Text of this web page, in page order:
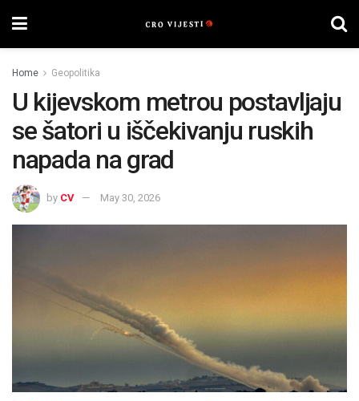
Home Geopolitika
U kijevskom metrou postavljaju
se šatori u iščekivanju ruskih
napada na grad
by CV May 30, 2026